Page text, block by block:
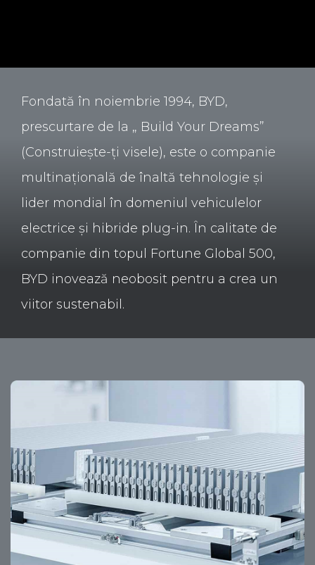
Fondată în noiembrie 1994, BYD,
prescurtare de la „ Build Your Dreams”
(Construiește-ți visele), este o companie
multinațională de înaltă tehnologie și
lider mondial în domeniul vehiculelor
electrice și hibride plug-in. În calitate de
companie din topul Fortune Global 500,
BYD inovează neobosit pentru a crea un
viitor sustenabil.